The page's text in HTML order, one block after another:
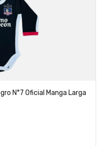
N°7 Oficial Manga Larga